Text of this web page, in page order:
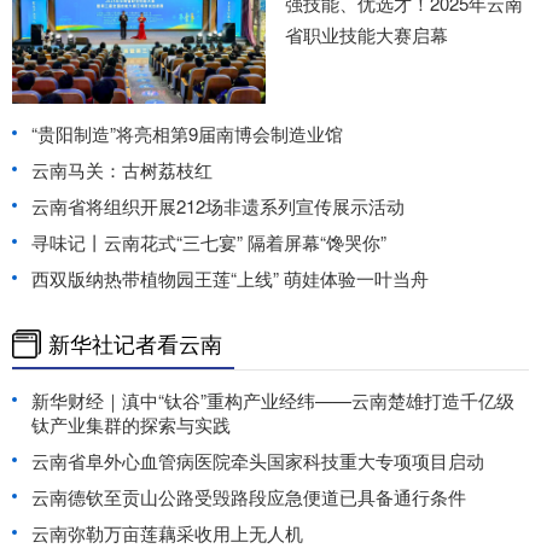
省职业技能大赛启幕
“贵阳制造”将亮相第9届南博会制造业馆
云南马关：古树荔枝红
云南省将组织开展212场非遗系列宣传展示活动
寻味记丨云南花式“三七宴” 隔着屏幕“馋哭你”
西双版纳热带植物园王莲“上线” 萌娃体验一叶当舟
新华社记者看云南
新华财经｜滇中“钛谷”重构产业经纬——云南楚雄打造千亿级
钛产业集群的探索与实践
云南省阜外心血管病医院牵头国家科技重大专项项目启动
云南德钦至贡山公路受毁路段应急便道已具备通行条件
云南弥勒万亩莲藕采收用上无人机